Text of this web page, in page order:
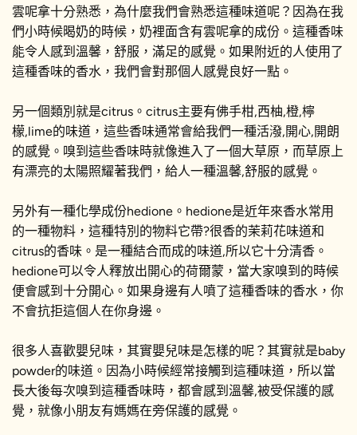
雲呢拿十分熟悉，為什麼我們會熟悉這種味道呢？因為在我
們小時候暍奶的時候，奶裡面含有雲呢拿的成份。這種香味
能令人感到溫馨，舒服，滿足的感覺。如果附近的人使用了
這種香味的香水，我們會對那個人感覺良好一點。
另一個類別就是citrus。citrus主要有佛手柑,西柚,橙,檸
檬,lime的味道，這些香味通常會給我們一種活潑,開心,開朗
的感覺。嗅到這些香味時就像進入了一個大草原，而草原上
有漂亮的太陽照耀著我們，給人一種溫馨,舒服的感覺。
另外有一種化學成份hedione。hedione是近年來香水常用
的一種物料，這種特別的物料它帶?很香的茉莉花味道和
citrus的香味。是一種結合而成的味道,所以它十分清香。
hedione可以令人釋放出開心的荷爾蒙，當大家嗅到的時候
便會感到十分開心。如果身邊有人噴了這種香味的香水，你
不會抗拒這個人在你身邊。
很多人喜歡嬰兒味，其實嬰兒味是怎樣的呢？其實就是baby
powder的味道。因為小時候經常接觸到這種味道，所以當
長大後每次嗅到這種香味時，都會感到溫馨,被受保護的感
覺，就像小朋友有媽媽在旁保護的感覺。